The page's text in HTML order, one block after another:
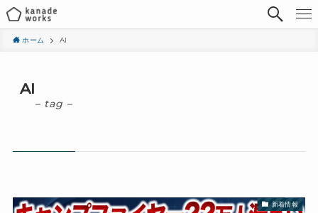
ホーム AI
AI
– tag –
新着情報